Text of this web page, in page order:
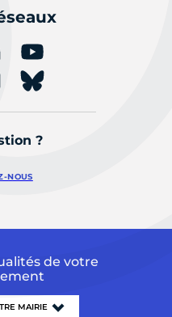
?
NOUS
de votre